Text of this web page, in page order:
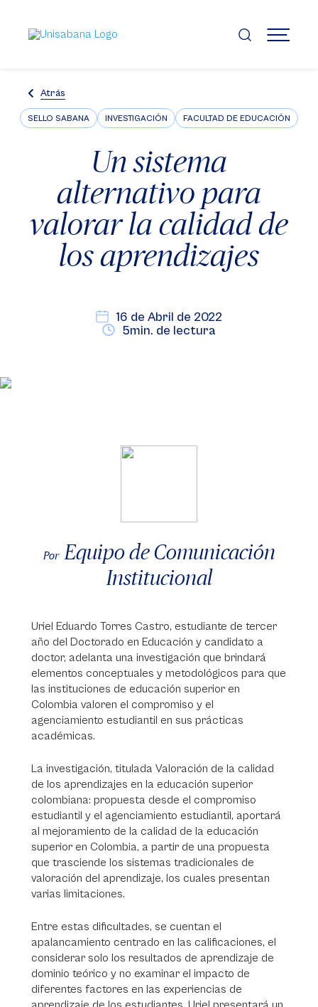
contenido
principal
MENÚ
Atrás
SELLO SABANA INVESTIGACIÓN FACULTAD DE EDUCACIÓN
Un sistema
alternativo para
valorar la calidad de
los aprendizajes
16 de Abril de 2022
5min. de lectura
Por Equipo de Comunicación
Institucional
Uriel Eduardo Torres Castro, estudiante de tercer
año del Doctorado en Educación y candidato a
doctor, adelanta una investigación que brindará
elementos conceptuales y metodológicos para que
las instituciones de educación superior en
Colombia valoren el compromiso y el
agenciamiento estudiantil en sus prácticas
académicas.
La investigación, titulada Valoración de la calidad
de los aprendizajes en la educación superior
colombiana: propuesta desde el compromiso
estudiantil y el agenciamiento estudiantil, aportará
al mejoramiento de la calidad de la educación
superior en Colombia, a partir de una propuesta
que trasciende los sistemas tradicionales de
valoración del aprendizaje, los cuales presentan
varias limitaciones.
Entre estas dificultades, se cuentan el
apalancamiento centrado en las calificaciones, el
considerar solo los resultados de aprendizaje de
dominio teórico y no examinar el impacto de
diferentes factores en las experiencias de